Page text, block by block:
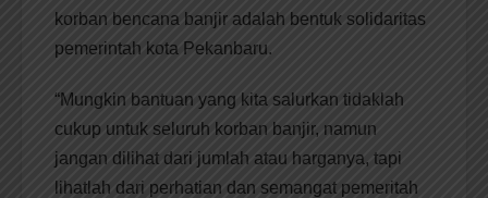
korban bencana banjir adalah bentuk solidaritas
pemerintah kota Pekanbaru.
“Mungkin bantuan yang kita salurkan tidaklah
cukup untuk seluruh korban banjir, namun
jangan dilihat dari jumlah atau harganya, tapi
lihatlah dari perhatian dan semangat pemeritah